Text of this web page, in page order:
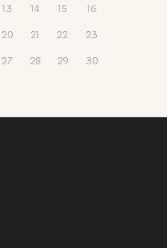
13 14 15
16
20 21 22
23
27 28 29
30